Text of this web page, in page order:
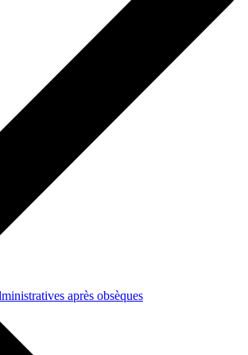
après obsèques